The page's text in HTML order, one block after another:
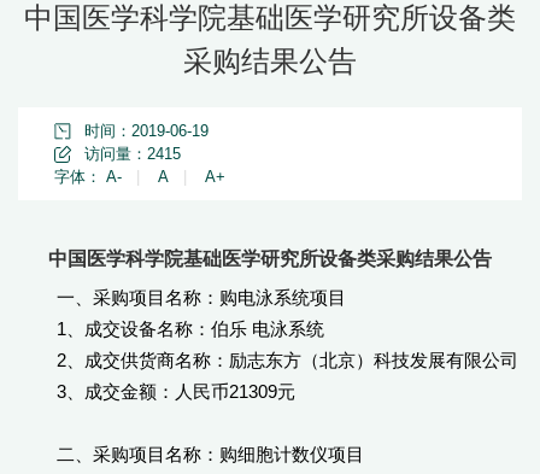
中国医学科学院基础医学研究所设备类
采购结果公告
时间：2019-06-19
访问量： 2415
字体： A- A A+
中国医学科学院基础医学研究所设备类采购结果公告
一、采购项目名称：购电泳系统项目
1、成交设备名称：伯乐 电泳系统
2、成交供货商名称：励志东方（北京）科技发展有限公司
3、成交金额：人民币21309元
二、采购项目名称：购细胞计数仪项目